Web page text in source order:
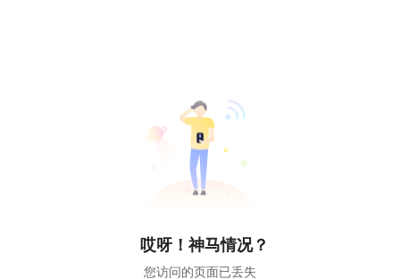
哎呀！神马情况？
您访问的页面已丢失